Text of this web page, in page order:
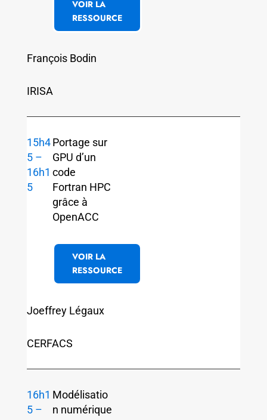
VOIR LA
RESSOURCE
François Bodin
IRISA
15h4
5 –
16h1
5
Portage sur
GPU d’un
code
Fortran HPC
grâce à
OpenACC
VOIR LA
RESSOURCE
Joeffrey Légaux
CERFACS
16h1
5 –
Modélisatio
n numérique